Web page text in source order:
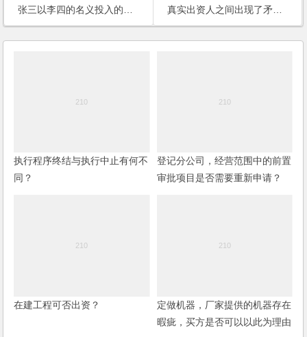
张三以李四的名义投入的投资款，没有签订任何协议，能要回投资款吗？
真实出资人之间出现了矛盾，作为挂名法人代表和名义持股人想辞去挂名的身份，如何处理？
执行程序终结与执行中止有何不
同？
登记分公司，经营范围中的前置
审批项目是否需要重新申请？
在建工程可否出资？
定做机器，厂家提供的机器存在
暇疵，买方是否可以以此为理由